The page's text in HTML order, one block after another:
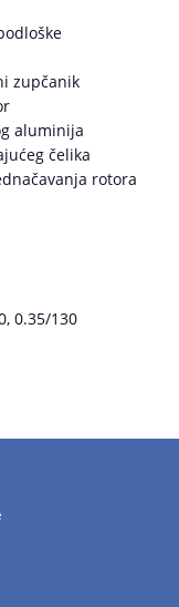
zupčanik
aluminija
čelika
rotora
0.35/130